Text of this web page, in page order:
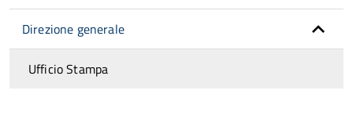
Direzione generale
Ufficio Stampa